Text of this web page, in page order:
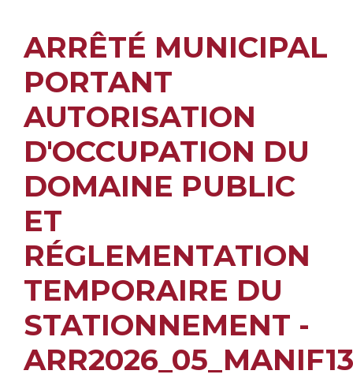
ARRÊTÉ MUNICIPAL
PORTANT
AUTORISATION
D'OCCUPATION DU
DOMAINE PUBLIC
ET
RÉGLEMENTATION
TEMPORAIRE DU
STATIONNEMENT -
ARR2026_05_MANIF13